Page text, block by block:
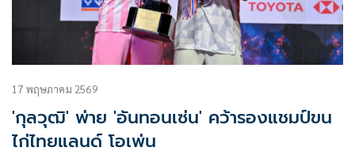
17 พฤษภาคม 2569
'กุลวุฒิ' พ่าย 'อันทอนเซ่น' คว้ารองแชมป์ขน
ไก่ไทยแลนด์ โอเพ่น